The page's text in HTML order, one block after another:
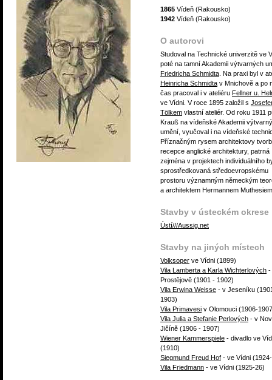
1865 Vídeň (Rakousko)
1942 Vídeň (Rakousko)
O autorovi
Studoval na Technické univerzitě ve
poté na tamní Akademii výtvarných
Friedricha Schmidta . Na praxi byl v
Heinricha Schmidta v Mnichově a po
čas pracoval i v ateliéru Fellner u.
ve Vídni. V roce 1895 založil s
Tölkem vlastní ateliér. Od roku 1911
Krauß na vídeňské Akademii
umění, vyučoval i na vídeňské
Příznačným rysem architektovy
recepce anglické architektury, patrná
zejména v projektech individuálního
sprostředkovaná středoevropskému
prostoru významným německým
a architektem Hermannem
Stavby v ústeckém okrese
Ústí///Aussig.net
Stavby na jiných místech
Volksoper ve Vídni (1899)
Vila Lamberta a Karla Wichterlových -
Prostějově (1901 - 1902)
Vila Erwina Weisse - v Jeseníku
1903)
Vila Primavesi v Olomouci (1906-
Vila Julia a Stefanie Perlových - v
Jičíně (1906 - 1907)
Wiener Kammerspiele - divadlo ve
(1910)
Siegmund Freud Hof - ve Vídni
Vila Friedmann - ve Vídni (1925-26)